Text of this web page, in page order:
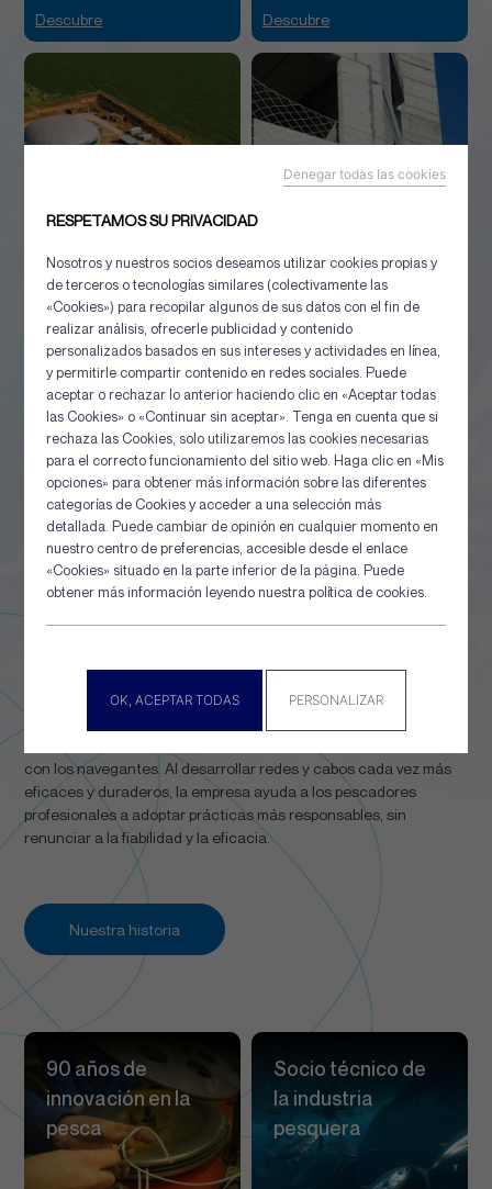
Panel de gestión de cookies
RESPETAMOS SU PRIVACIDAD
Nosotros y nuestros socios deseamos utilizar cookies propias y
de terceros o tecnologías similares (colectivamente las
«Cookies») para recopilar algunos de sus datos con el fin de
realizar análisis, ofrecerle publicidad y contenido
personalizados basados en sus intereses y actividades en línea,
y permitirle compartir contenido en redes sociales. Puede
aceptar o rechazar lo anterior haciendo clic en «Aceptar todas
las Cookies» o «Continuar sin aceptar». Tenga en cuenta que si
rechaza las Cookies, solo utilizaremos las cookies necesarias
para el correcto funcionamiento del sitio web. Haga clic en «Mis
opciones» para obtener más información sobre las diferentes
categorías de Cookies y acceder a una selección más
detallada. Puede cambiar de opinión en cualquier momento en
nuestro centro de preferencias, accesible desde el enlace
«Cookies» situado en la parte inferior de la página. Puede
obtener más información leyendo nuestra política de cookies.
OK, ACEPTAR TODAS
Denegar todas las cookies
PERSONALIZAR
Descubre Descubre
Biogás
Descubre
Red de seguridad
Descubre
Aeropuerto
Descubre
Filetes finos
Descubre
con los navegantes. Al desarrollar redes y cabos cada vez más
eficaces y duraderos, la empresa ayuda a los pescadores
profesionales a adoptar prácticas más responsables, sin
renunciar a la fiabilidad y la eficacia.
Nuestra historia
90 años de
innovación en la
pesca
Socio técnico de
la industria
pesquera